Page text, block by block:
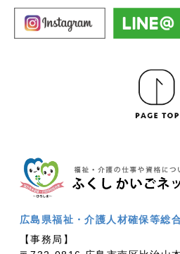
広島県福祉・介護人材確保等総
【事務局】